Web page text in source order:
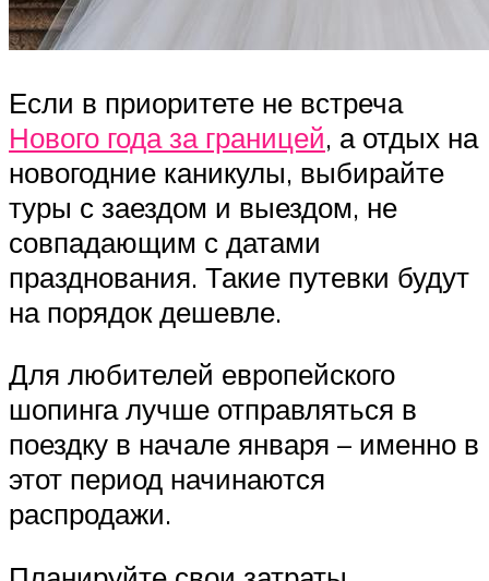
Если в приоритете не встреча
Нового года за границей, а отдых на
новогодние каникулы, выбирайте
туры с заездом и выездом, не
совпадающим с датами
празднования. Такие путевки будут
на порядок дешевле.
Для любителей европейского
шопинга лучше отправляться в
поездку в начале января – именно в
этот период начинаются
распродажи.